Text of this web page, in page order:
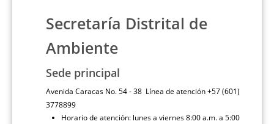
Secretaría Distrital de
Ambiente
Sede principal
Avenida Caracas No. 54 - 38 Línea de atención +57 (601)
3778899
Horario de atención: lunes a viernes 8:00 a.m. a 5:00